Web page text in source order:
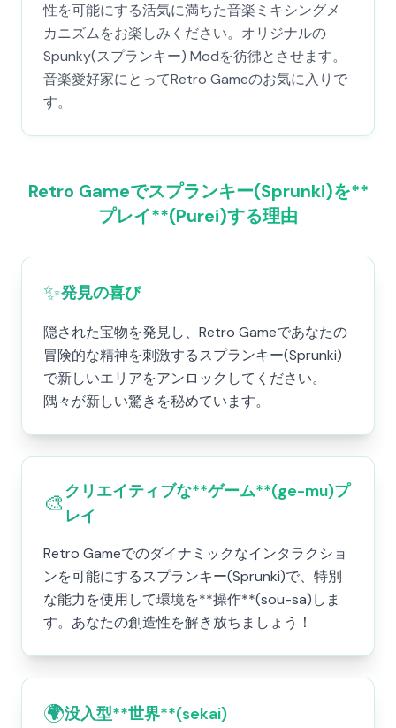
性を可能にする活気に満ちた音楽ミキシングメ
カニズムをお楽しみください。オリジナルの
Spunky(スプランキー) Modを彷彿とさせます。
音楽愛好家にとってRetro Gameのお気に入りで
す。
Retro Gameでスプランキー(Sprunki)を**
プレイ**(Purei)する理由
✨発見の喜び
隠された宝物を発見し、Retro Gameであなたの
冒険的な精神を刺激するスプランキー(Sprunki)
で新しいエリアをアンロックしてください。
隅々が新しい驚きを秘めています。
🎨クリエイティブな**ゲーム**(ge-mu)プ
レイ
Retro Gameでのダイナミックなインタラクショ
ンを可能にするスプランキー(Sprunki)で、特別
な能力を使用して環境を**操作**(sou-sa)しま
す。あなたの創造性を解き放ちましょう！
🌍没入型**世界**(sekai)